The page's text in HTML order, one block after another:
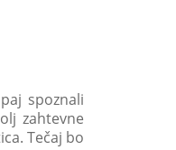
spoznali
zahtevne
Tečaj bo